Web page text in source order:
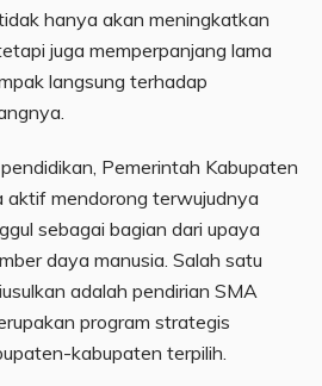
hanya akan meningkatkan
juga memperpanjang lama
langsung terhadap
Pemerintah Kabupaten
aktif mendorong terwujudnya
sebagai bagian dari upaya
daya manusia. Salah satu
adalah pendirian SMA
program strategis
kabupaten terpilih.